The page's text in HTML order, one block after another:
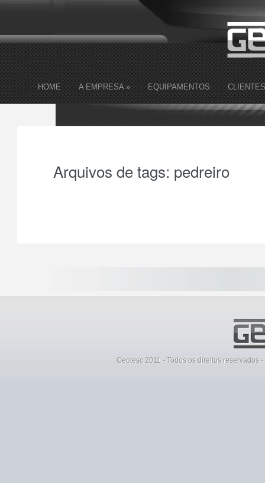
HOME A EMPRESA» EQUIPAMENTOS CLIENTES
Arquivos de tags: pedreiro
Geotesc 2011 - Todos os direitos reservados